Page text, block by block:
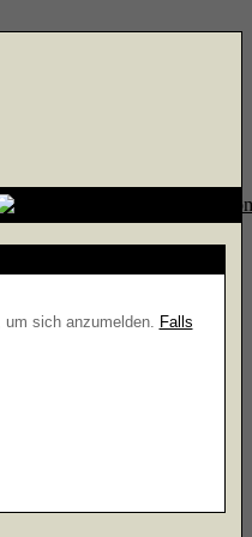
sich anzumelden. Falls